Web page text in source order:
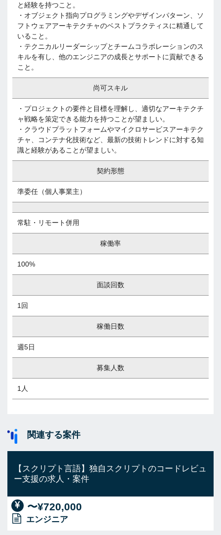
と経験を持つこと。
・オブジェクト指向プログラミングやデザインパターン、ソ
フトウェアアーキテクチャのベストプラクティスに精通して
いること。
・テクニカルリーダーシップとチームコラボレーションのス
キルを有し、他のエンジニアの成長とサポートに貢献できる
こと。
尚可スキル
・プロジェクトの要件と目標を理解し、適切なアーキテクチ
ャ戦略を策定できる能力を持つことが望ましい。
・クラウドプラットフォームやマイクロサービスアーキテク
チャ、コンテナ化技術など、最新の技術トレンドに対する知
識と経験があることが望ましい。
契約形態
準委任（個人事業主）
常駐・リモート併用
稼働率
100%
面談回数
1回
稼働日数
週5日
募集人数
1人
関連する案件
【スクリプト言語】独自スクリプトのコードレビュ
ー支援の求人・案件
〜¥720,000
エンジニア